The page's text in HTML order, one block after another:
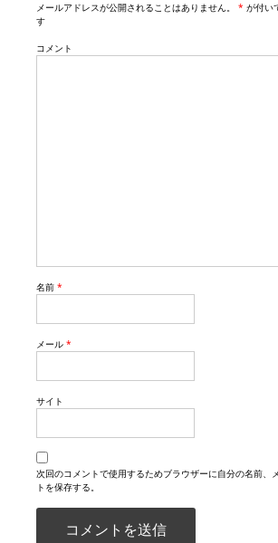
メールアドレスが公開されることはありません。 * が付い
す
コメント
名前 *
メール *
サイト
次回のコメントで使用するためブラウザーに自分の名前、
トを保存する。